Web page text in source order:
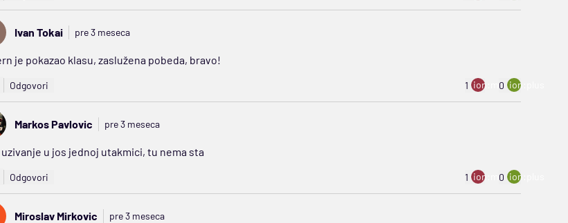
Ivan Tokai pre 3 meseca
je pokazao klasu, zaslužena pobeda, bravo!
Odgovori 1 ion:minus
0 ion:plus
Markos Pavlovic pre 3 meseca
u jos jednoj utakmici, tu nema sta
Odgovori 1 ion:minus
0 ion:plus
Miroslav Mirkovic pre 3 meseca